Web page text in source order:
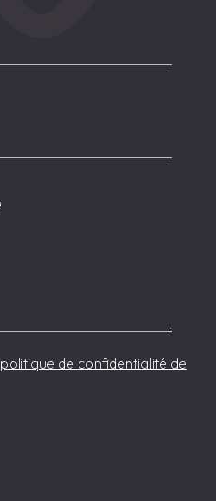
politique de confidentialité de